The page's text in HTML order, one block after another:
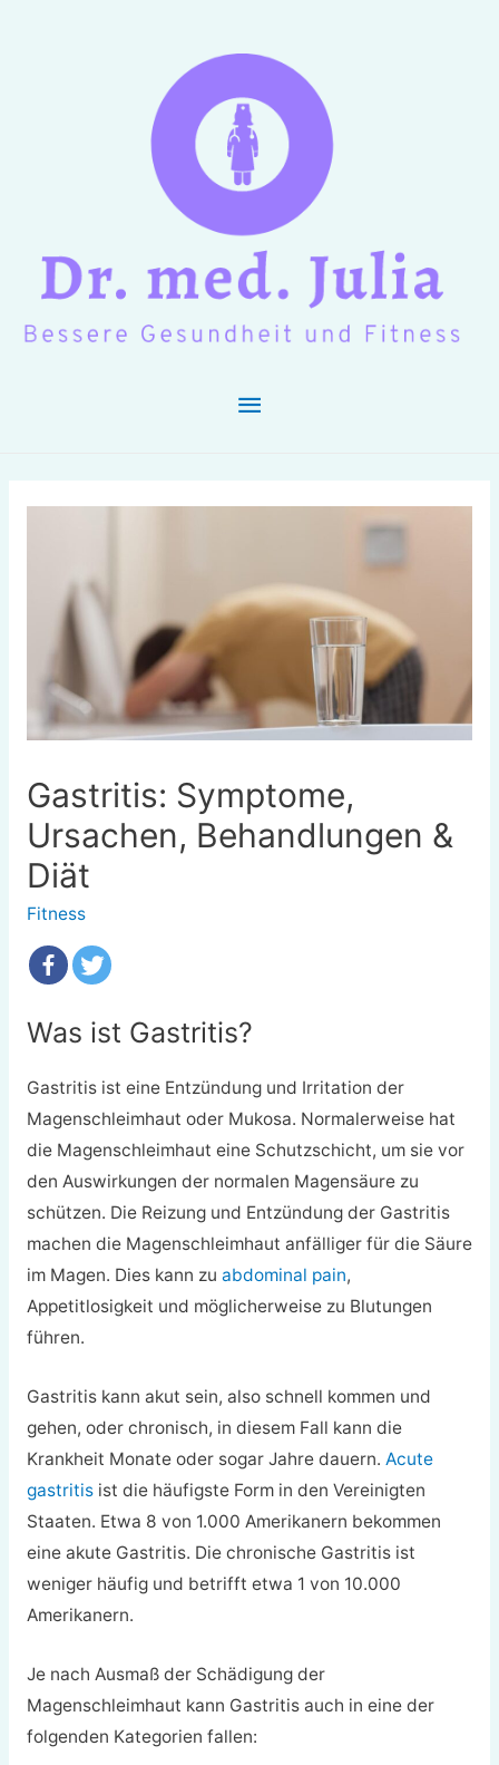
Hauptmenü
Gastritis: Symptome,
Ursachen, Behandlungen &
Diät
Fitness
Was ist Gastritis?
Gastritis ist eine Entzündung und Irritation der
Magenschleimhaut oder Mukosa. Normalerweise hat
die Magenschleimhaut eine Schutzschicht, um sie vor
den Auswirkungen der normalen Magensäure zu
schützen. Die Reizung und Entzündung der Gastritis
machen die Magenschleimhaut anfälliger für die Säure
im Magen. Dies kann zu abdominal pain,
Appetitlosigkeit und möglicherweise zu Blutungen
führen.
Gastritis kann akut sein, also schnell kommen und
gehen, oder chronisch, in diesem Fall kann die
Krankheit Monate oder sogar Jahre dauern. Acute
gastritisist die häufigste Form in den Vereinigten
Staaten. Etwa 8 von 1.000 Amerikanern bekommen
eine akute Gastritis. Die chronische Gastritis ist
weniger häufig und betrifft etwa 1 von 10.000
Amerikanern.
Je nach Ausmaß der Schädigung der
Magenschleimhaut kann Gastritis auch in eine der
folgenden Kategorien fallen: